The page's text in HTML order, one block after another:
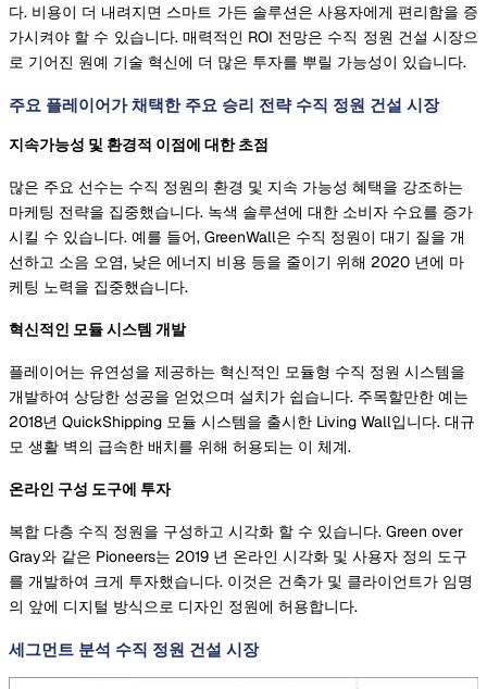
다. 비용이 더 내려지면 스마트 가든 솔루션은 사용자에게 편리함을 증
가시켜야 할 수 있습니다. 매력적인 ROI 전망은 수직 정원 건설 시장으
로 기어진 원예 기술 혁신에 더 많은 투자를 뿌릴 가능성이 있습니다.
주요 플레이어가 채택한 주요 승리 전략 수직 정원 건설 시장
지속가능성 및 환경적 이점에 대한 초점
많은 주요 선수는 수직 정원의 환경 및 지속 가능성 혜택을 강조하는
마케팅 전략을 집중했습니다. 녹색 솔루션에 대한 소비자 수요를 증가
시킬 수 있습니다. 예를 들어, GreenWall은 수직 정원이 대기 질을 개
선하고 소음 오염, 낮은 에너지 비용 등을 줄이기 위해 2020 년에 마
케팅 노력을 집중했습니다.
혁신적인 모듈 시스템 개발
플레이어는 유연성을 제공하는 혁신적인 모듈형 수직 정원 시스템을
개발하여 상당한 성공을 얻었으며 설치가 쉽습니다. 주목할만한 예는
2018년 QuickShipping 모듈 시스템을 출시한 Living Wall입니다. 대규
모 생활 벽의 급속한 배치를 위해 허용되는 이 체계.
온라인 구성 도구에 투자
복합 다층 수직 정원을 구성하고 시각화 할 수 있습니다. Green over
Gray와 같은 Pioneers는 2019 년 온라인 시각화 및 사용자 정의 도구
를 개발하여 크게 투자했습니다. 이것은 건축가 및 클라이언트가 임명
의 앞에 디지털 방식으로 디자인 정원에 허용합니다.
세그먼트 분석 수직 정원 건설 시장